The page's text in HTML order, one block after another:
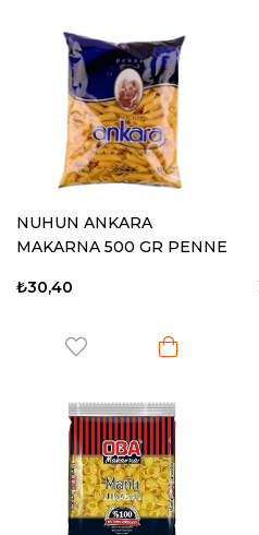
NUHUN ANKARA
MAKARNA 500 GR PENNE
₺30,40